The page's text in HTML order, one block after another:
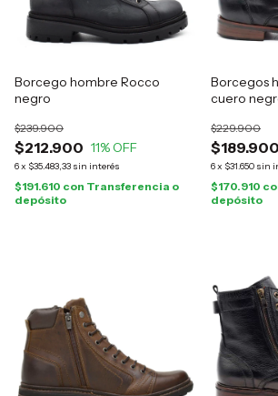
Borcego hombre Rocco
negro
$212.900
$239.900
11% OFF
6x $35.483,33 sin interés
$191.610 con Transferencia o
depósito
Borcegos
cuero
$189.900
$229.900
6x $31.650 sin
$170.910
depósito